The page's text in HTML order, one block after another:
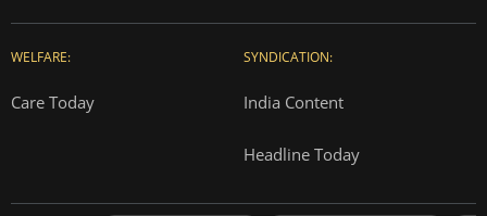
WELFARE:
Care Today
SYNDICATION:
India Content
Headline Today